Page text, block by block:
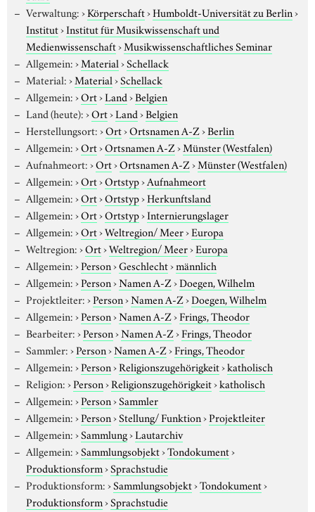
Verwaltung:›Körperschaft›Humboldt-Universität zu Berlin›
Institut›Institut für Musikwissenschaft und
Medienwissenschaft›Musikwissenschaftliches Seminar
Allgemein:›Material›Schellack
Material:›Material›Schellack
Allgemein:›Ort›Land›Belgien
Land (heute):›Ort›Land›Belgien
Herstellungsort:›Ort›Ortsnamen A-Z›Berlin
Allgemein:›Ort›Ortsnamen A-Z›Münster (Westfalen)
Aufnahmeort:›Ort›Ortsnamen A-Z›Münster (Westfalen)
Allgemein:›Ort›Ortstyp›Aufnahmeort
Allgemein:›Ort›Ortstyp›Herkunftsland
Allgemein:›Ort›Ortstyp›Internierungslager
Allgemein:›Ort›Weltregion/ Meer›Europa
Weltregion:›Ort›Weltregion/ Meer›Europa
Allgemein:›Person›Geschlecht›männlich
Allgemein:›Person›Namen A-Z›Doegen, Wilhelm
Projektleiter:›Person›Namen A-Z›Doegen, Wilhelm
Allgemein:›Person›Namen A-Z›Frings, Theodor
Bearbeiter:›Person›Namen A-Z›Frings, Theodor
Sammler:›Person›Namen A-Z›Frings, Theodor
Allgemein:›Person›Religionszugehörigkeit›katholisch
Religion:›Person›Religionszugehörigkeit›katholisch
Allgemein:›Person›Sammler
Allgemein:›Person›Stellung/ Funktion›Projektleiter
Allgemein:›Sammlung›Lautarchiv
Allgemein:›Sammlungsobjekt›Tondokument›
Produktionsform›Sprachstudie
Produktionsform:›Sammlungsobjekt›Tondokument›
Produktionsform›Sprachstudie